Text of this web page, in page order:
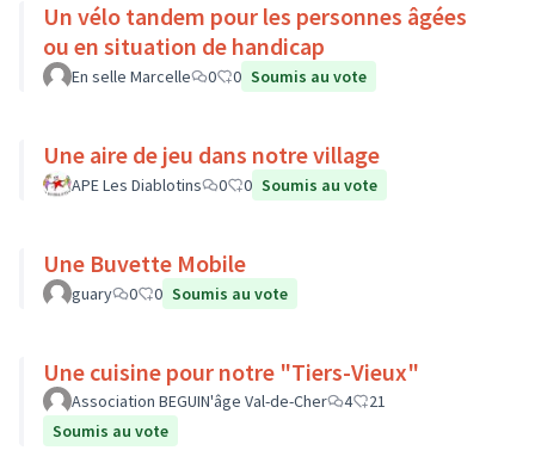
Un vélo tandem pour les personnes âgées
ou en situation de handicap
En selle Marcelle 0 0 Soumis au vote
Une aire de jeu dans notre village
APE Les Diablotins 0 0 Soumis au vote
Une Buvette Mobile
guary 0 0 Soumis au vote
Une cuisine pour notre "Tiers-Vieux"
Association BEGUIN'âge Val-de-Cher 4
21
Soumis au vote